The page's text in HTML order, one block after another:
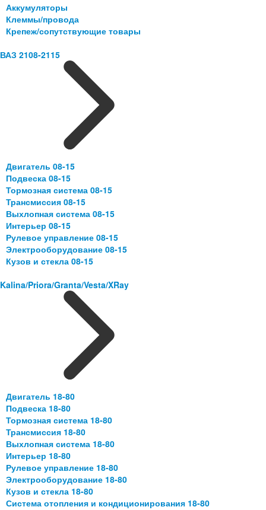
Аккумуляторы
Клеммы/провода
Крепеж/сопутствующие товары
ВАЗ 2108-2115
Двигатель 08-15
Подвеска 08-15
Тормозная система 08-15
Трансмиссия 08-15
Выхлопная система 08-15
Интерьер 08-15
Рулевое управление 08-15
Электрооборудование 08-15
Кузов и стекла 08-15
Kalina/Priora/Granta/Vesta/XRay
Двигатель 18-80
Подвеска 18-80
Тормозная система 18-80
Трансмиссия 18-80
Выхлопная система 18-80
Интерьер 18-80
Рулевое управление 18-80
Электрооборудование 18-80
Кузов и стекла 18-80
Система отопления и кондиционирования 18-80